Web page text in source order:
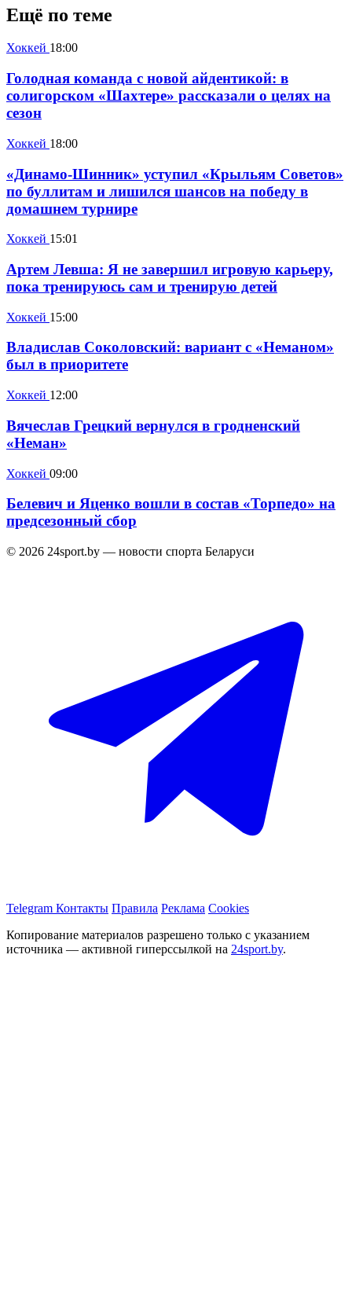
Ещё по теме
Хоккей 18:00
Голодная команда с новой айдентикой: в
солигорском «Шахтере» рассказали о целях на
сезон
Хоккей 18:00
«Динамо-Шинник» уступил «Крыльям Советов»
по буллитам и лишился шансов на победу в
домашнем турнире
Хоккей 15:01
Артем Левша: Я не завершил игровую карьеру,
пока тренируюсь сам и тренирую детей
Хоккей 15:00
Владислав Соколовский: вариант с «Неманом»
был в приоритете
Хоккей 12:00
Вячеслав Грецкий вернулся в гродненский
«Неман»
Хоккей 09:00
Белевич и Яценко вошли в состав «Торпедо» на
предсезонный сбор
© 2026 24sport.by — новости спорта Беларуси
Telegram Контакты Правила Реклама Cookies
Копирование материалов разрешено только с указанием
источника — активной гиперссылкой на 24sport.by.